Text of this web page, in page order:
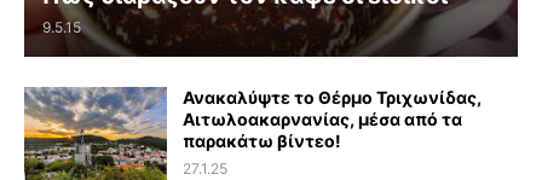
9.5.15
Ανακαλύψτε το Θέρμο Τριχωνίδας,
Αιτωλοακαρνανίας, μέσα από τα
παρακάτω βίντεο!
27.1.25